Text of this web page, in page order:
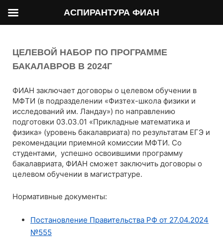
ЦЕЛЕВОЙ НАБОР ПО ПРОГРАММЕ
БАКАЛАВРОВ В 2024Г
ФИАН заключает договоры о целевом обучении в
МФТИ (в подразделении «Физтех-школа физики и
исследований им. Ландау») по направлению
подготовки 03.03.01 «Прикладные математика и
физика» (уровень бакалавриата) по результатам ЕГЭ и
рекомендации приемной комиссии МФТИ. Со
студентами, успешно освоившими программу
бакалавриата, ФИАН сможет заключить договоры о
целевом обучении в магистратуре.
Нормативные документы:
Постановление Правительства РФ от 27.04.2024
№555
АСПИРАНТУРА ФИАН